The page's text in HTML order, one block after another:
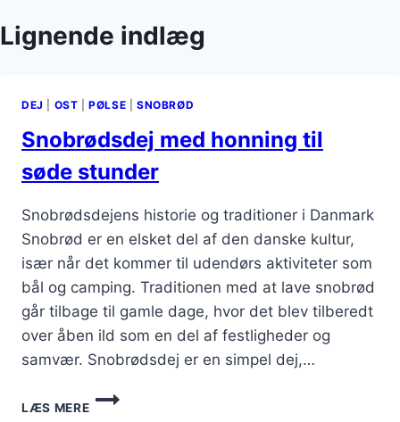
Lignende indlæg
DEJ OST |PØLSE SNOBRØD
Snobrødsdej med honning til
søde stunder
Snobrødsdejens historie og traditioner i Danmark
Snobrød er en elsket del af den danske kultur,
især når det kommer til udendørs aktiviteter som
bål og camping. Traditionen med at lave snobrød
går tilbage til gamle dage, hvor det blev tilberedt
over åben ild som en del af festligheder og
samvær. Snobrødsdej er en simpel dej,…
LÆS MERE
SNOBRØDSDEJ
MED